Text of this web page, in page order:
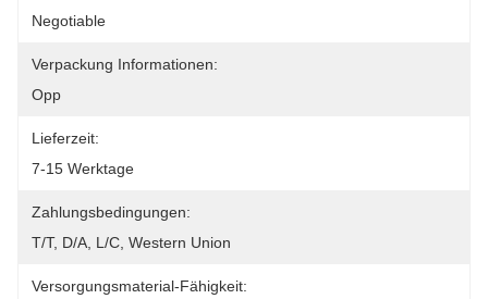
Negotiable
Verpackung Informationen:
Opp
Lieferzeit:
7-15 Werktage
Zahlungsbedingungen:
T/T, D/A, L/C, Western Union
Versorgungsmaterial-Fähigkeit: